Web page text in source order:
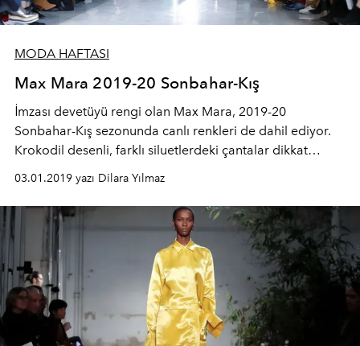
MODA HAFTASI
Max Mara 2019-20 Sonbahar-Kış
İmzası devetüyü rengi olan Max Mara, 2019-20
Sonbahar-Kış sezonunda canlı renkleri de dahil ediyor.
Krokodil desenli, farklı siluetlerdeki çantalar dikkat
çekerken markanın alamet-i farikası kaşmirde
koleksiyonda yer alıyor.
03.01.2019 yazı Dilara Yılmaz